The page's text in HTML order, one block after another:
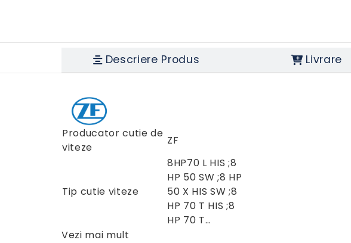
Descriere Produs Livrare
Producator cutie de
viteze
ZF
Tip cutie viteze
8HP70 L HIS ;8
HP 50 SW ;8 HP
50 X HIS SW ;8
HP 70 T HIS ;8
HP 70 T…
Vezi mai mult